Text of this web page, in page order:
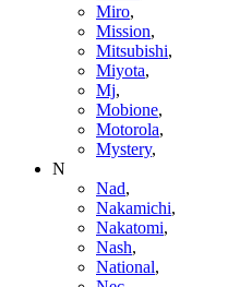
Miro,
Mission,
Mitsubishi,
Miyota,
Mj,
Mobione,
Motorola,
Mystery,
N
Nad,
Nakamichi,
Nakatomi,
Nash,
National,